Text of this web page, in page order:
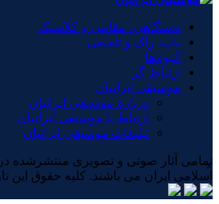
×
دستگاهی، مقامی و کلاسیک
پاپ، راک و تلفیقی
آلبوم‌ها
ارتباط گر
موسیقی ایرانیان
درباره موسیقی ایرانیان
ارتباط با موسیقی ایرانیان
تبلیغات موسیقی ایرانیان
اسلامی ایران می باشند. کلیه حقوق